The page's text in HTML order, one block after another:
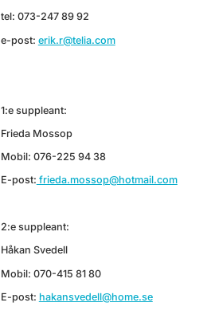
tel: 073-247 89 92
e-post: erik.r@telia.com
1:e suppleant:
Frieda Mossop
Mobil: 076-225 94 38
E-post: frieda.mossop@hotmail.com
2:e suppleant:
Håkan Svedell
Mobil: 070-415 81 80
E-post: hakansvedell@home.se